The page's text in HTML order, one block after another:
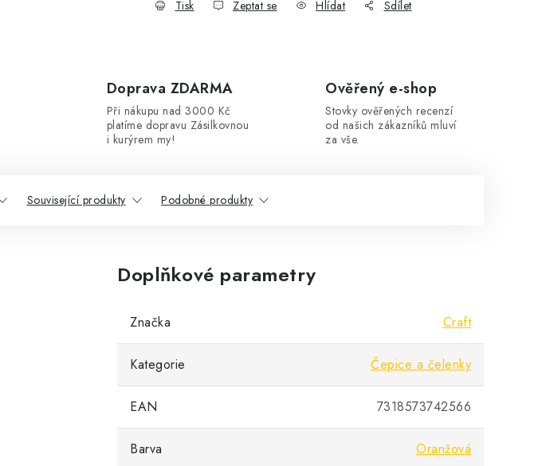
Tisk Zeptat se Hlídat Sdílet
Doprava ZDARMA
Při nákupu nad 3000 Kč
platíme dopravu Zásilkovnou
i kurýrem my!
Ověřený e-shop
Stovky ověřených recenzí
od našich zákazníků mluví
za vše.
Související produkty Podobné produkty
Doplňkové parametry
Značka Craft
Kategorie Čepice a čelenky
EAN 7318573742566
Barva Oranžová